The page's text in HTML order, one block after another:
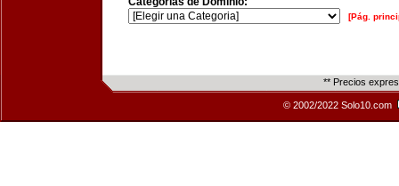
[Pág.
** Precios
© 2002/2022 Solo10.com